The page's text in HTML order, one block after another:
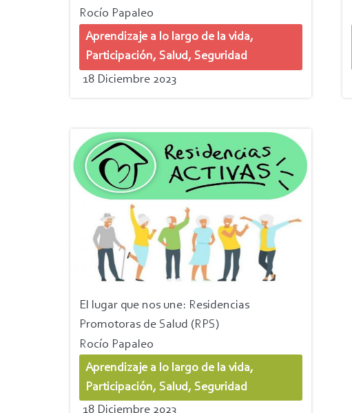
Rocío Papaleo
Aprendizaje a lo largo de la vida,
Participación, Salud, Seguridad
18 Diciembre 2023
El lugar que nos une: Residencias
Promotoras de Salud (RPS)
Rocío Papaleo
Aprendizaje a lo largo de la vida,
Participación, Salud, Seguridad
18 Diciembre 2023